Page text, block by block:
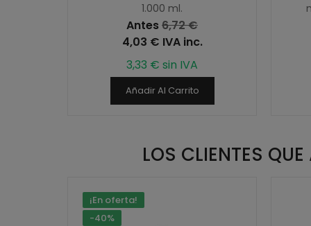
1.000 ml.
Antes6,72 €
4,03 € IVA inc.
3,33 € sin IVA
Añadir Al Carrito
LOS CLIENTES
¡En oferta!
-40%